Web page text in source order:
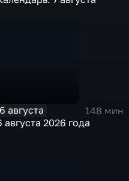
6 августа
148 мин
августа 2026 года